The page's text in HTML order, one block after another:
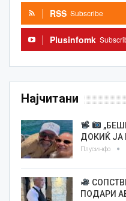
RSS Subscribe
Plusinfomk
Најчитани
ДОКИЌ
Плусинфо
ПОДАРИ